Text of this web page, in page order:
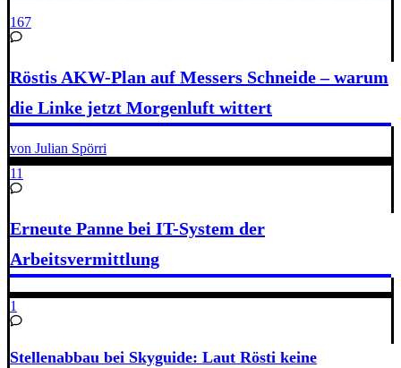
167
Röstis AKW-Plan auf Messers Schneide – warum
die Linke jetzt Morgenluft wittert
von Julian Spörri
11
Erneute Panne bei IT-System der
Arbeitsvermittlung
1
Stellenabbau bei Skyguide: Laut Rösti keine